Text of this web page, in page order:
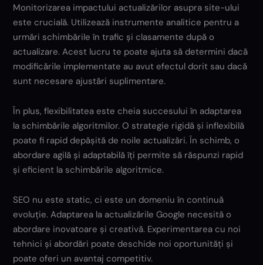
Monitorizarea impactului actualizărilor asupra site-ului
este crucială. Utilizează instrumente analitice pentru a
urmări schimbările în trafic și clasamente după o
actualizare. Acest lucru te poate ajuta să determini dacă
modificările implementate au avut efectul dorit sau dacă
sunt necesare ajustări suplimentare.
În plus, flexibilitatea este cheia succesului în adaptarea
la schimbările algoritmilor. O strategie rigidă și inflexibilă
poate fi rapid depășită de noile actualizări. În schimb, o
abordare agilă și adaptabilă îți permite să răspunzi rapid
și eficient la schimbările algoritmice.
SEO nu este static, ci este un domeniu în continuă
evoluție. Adaptarea la actualizările Google necesită o
abordare inovatoare și creativă. Experimentarea cu noi
tehnici și abordări poate deschide noi oportunități și
poate oferi un avantaj competitiv.